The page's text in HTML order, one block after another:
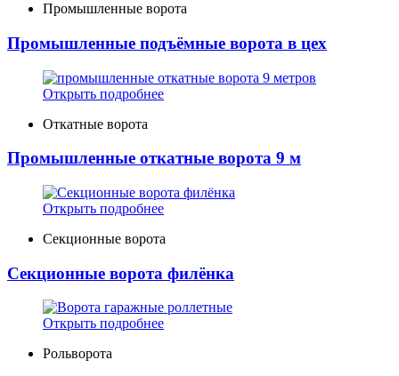
Промышленные ворота
Промышленные подъёмные ворота в цех
Открыть подробнее
Откатные ворота
Промышленные откатные ворота 9 м
Открыть подробнее
Секционные ворота
Секционные ворота филёнка
Открыть подробнее
Рольворота